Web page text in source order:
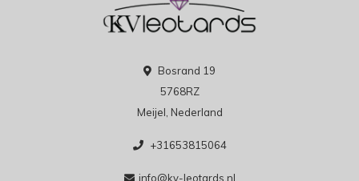
Bosrand 19
5768RZ
Meijel, Nederland
+31653815064
info@kv-leotards.nl